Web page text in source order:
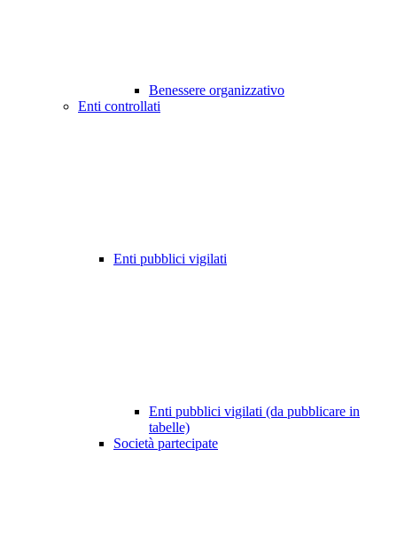
Benessere organizzativo
Enti controllati
Enti pubblici vigilati
Enti pubblici vigilati (da pubblicare in
tabelle)
Società partecipate